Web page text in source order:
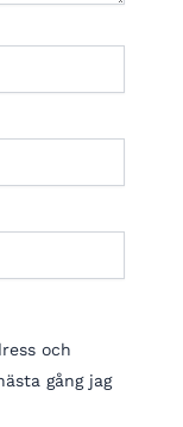
och
gång jag